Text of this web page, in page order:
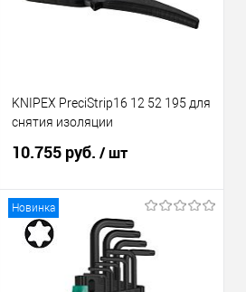
KNIPEX PreciStrip16 12 52 195 для
снятия изоляции
10.755 руб./ шт
В корзину
Купить в 1 клик
Новинка